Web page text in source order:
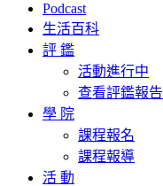
Podcast
生活百科
評 鑑
活動進行中
查看評鑑報告
學 院
課程報名
課程報導
活 動